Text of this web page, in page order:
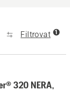
Filtrovat 1
320 NERA,